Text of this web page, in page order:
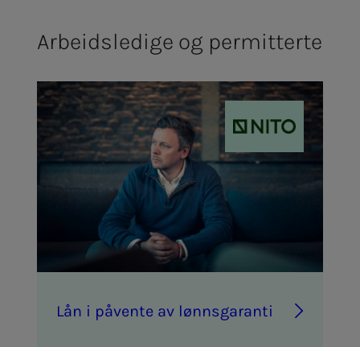
Arbeidsledige og permitterte
Lån i på­­­ven­­­te av lønns­­­ga­ran­­­ti